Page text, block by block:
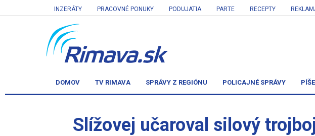
INZERÁTY PRACOVNÉ PONUKY PODUJATIA PARTE RECEPTY
DOMOV TV RIMAVA SPRÁVY Z REGIÓNU POLICAJNÉ SPRÁVY
Slížovej učaroval silový trojboj